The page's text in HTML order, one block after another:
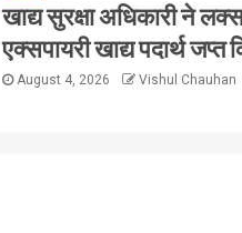
खाद्य सुरक्षा अधिकारी ने
एक्सपायरी खाद्य पदार्थ जप्त
August 4, 2026 Vishul Chauhan